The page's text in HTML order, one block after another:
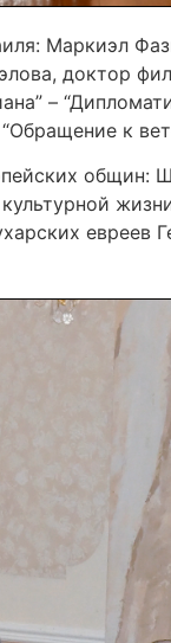
Маркиэл
доктор
–
к
общин:
евреев